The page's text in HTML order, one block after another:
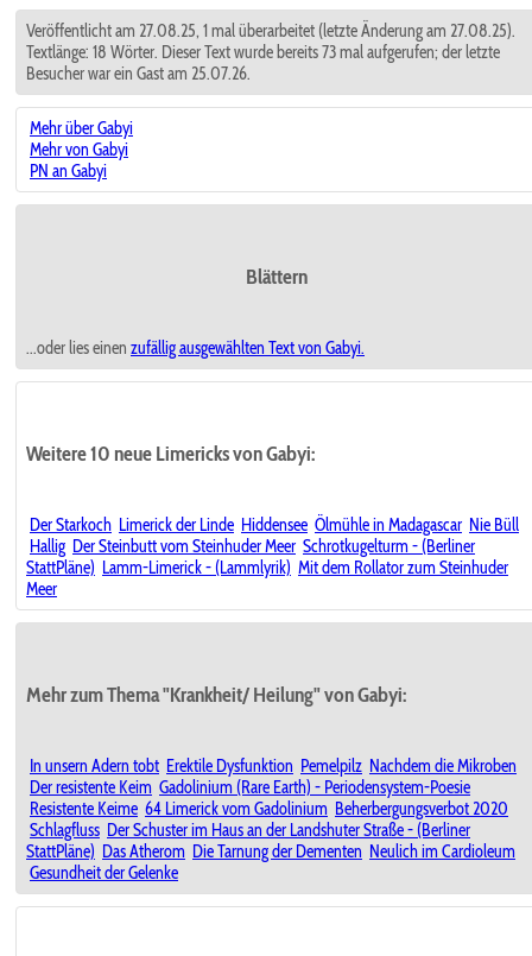
Veröffentlicht am 27.08.25, 1 mal überarbeitet (letzte Änderung am 27.08.25).
Textlänge: 18 Wörter. Dieser Text wurde bereits 73 mal aufgerufen; der letzte
Besucher war ein Gast am 25.07.26.
Mehr über Gabyi
Mehr von Gabyi
PN an Gabyi
Blättern
...oder lies einen zufällig ausgewählten Text von Gabyi.
Weitere 10 neue Limericks von Gabyi:
Der Starkoch Limerick der Linde Hiddensee Ölmühle in Madagascar Nie Büll
Hallig Der Steinbutt vom Steinhuder Meer Schrotkugelturm - (Berliner
StattPläne) Lamm-Limerick - (Lammlyrik) Mit dem Rollator zum Steinhuder
Meer
Mehr zum Thema "Krankheit/ Heilung" von Gabyi:
In unsern Adern tobt Erektile Dysfunktion Pemelpilz Nachdem die Mikroben
Der resistente Keim Gadolinium (Rare Earth) - Periodensystem-Poesie
Resistente Keime 64 Limerick vom Gadolinium Beherbergungsverbot 2020
Schlagfluss Der Schuster im Haus an der Landshuter Straße - (Berliner
StattPläne) Das Atherom Die Tarnung der Dementen Neulich im Cardioleum
Gesundheit der Gelenke